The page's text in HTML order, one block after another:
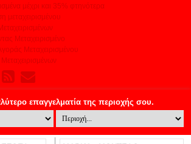
μέχρι και 35% φτηνότερα
μεταχειρισμένου
Μεταχειρισμένο
Μεταχειρισμένου